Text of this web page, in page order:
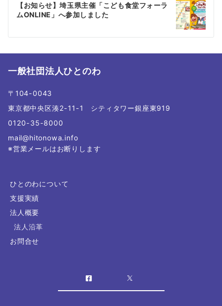
シ
ョ
ン
【お知らせ】埼玉県主催「こども食堂フォーラ
ムONLINE」へ参加しました
一般社団法人ひとのわ
〒104-0043
東京都中央区湊2-11-1 シティタワー銀座東919
0120-35-8000
mail@hitonowa.info
※営業メールはお断りします
ひとのわについて
支援実績
法人概要
法人沿革
お問合せ